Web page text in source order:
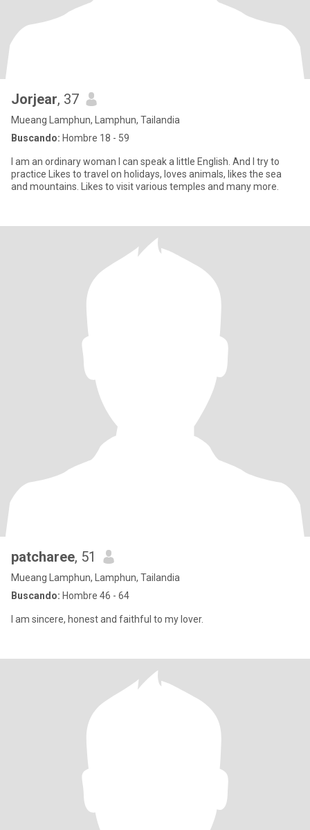
Jorjear, 37
Mueang Lamphun, Lamphun, Tailandia
Buscando: Hombre 18 - 59
I am an ordinary woman I can speak a little English. And I try to
practice Likes to travel on holidays, loves animals, likes the sea
and mountains. Likes to visit various temples and many more.
patcharee, 51
Mueang Lamphun, Lamphun, Tailandia
Buscando: Hombre 46 - 64
I am sincere, honest and faithful to my lover.